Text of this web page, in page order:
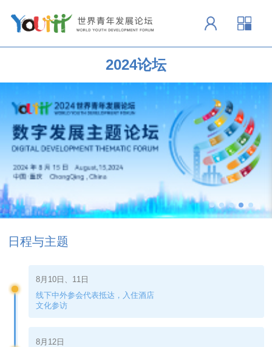
2024论坛
日程与主题
8月10日、11日
线下中外参会代表抵达，入住酒店
文化参访
8月12日